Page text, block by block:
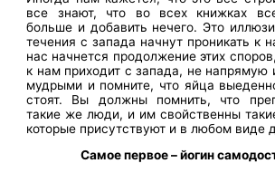
все знают, что во всех книжках
больше и добавить нечего. Это
течения с запада начнут проникать к
нас начнется продолжение этих
к нам приходит с запада, не напрямую
мудрыми и помните, что яйца
стоят. Вы должны помнить, что
такие же люди, и им свойственны
которые присутствуют и в любом виде
Самое первое – йогин